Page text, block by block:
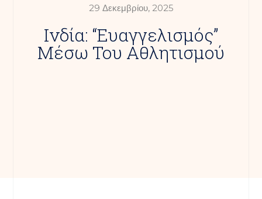
29 Δεκεμβρίου, 2025
Ινδία: “Ευαγγελισμός”
Μέσω Του Αθλητισμού